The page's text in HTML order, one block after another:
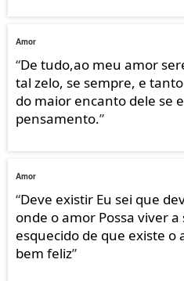
Amor
“De tudo,ao meu amor
tal zelo, se sempre, e
do maior encanto dele se
pensamento.”
Amor
“Deve existir Eu sei que
onde o amor Possa viver a
esquecido de que existe o
bem feliz”